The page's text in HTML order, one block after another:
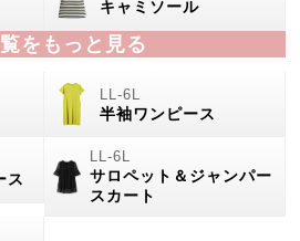
キャミソール
をもっと見る
半袖ワンピース
ス
サロペット＆ジャンパー
スカート